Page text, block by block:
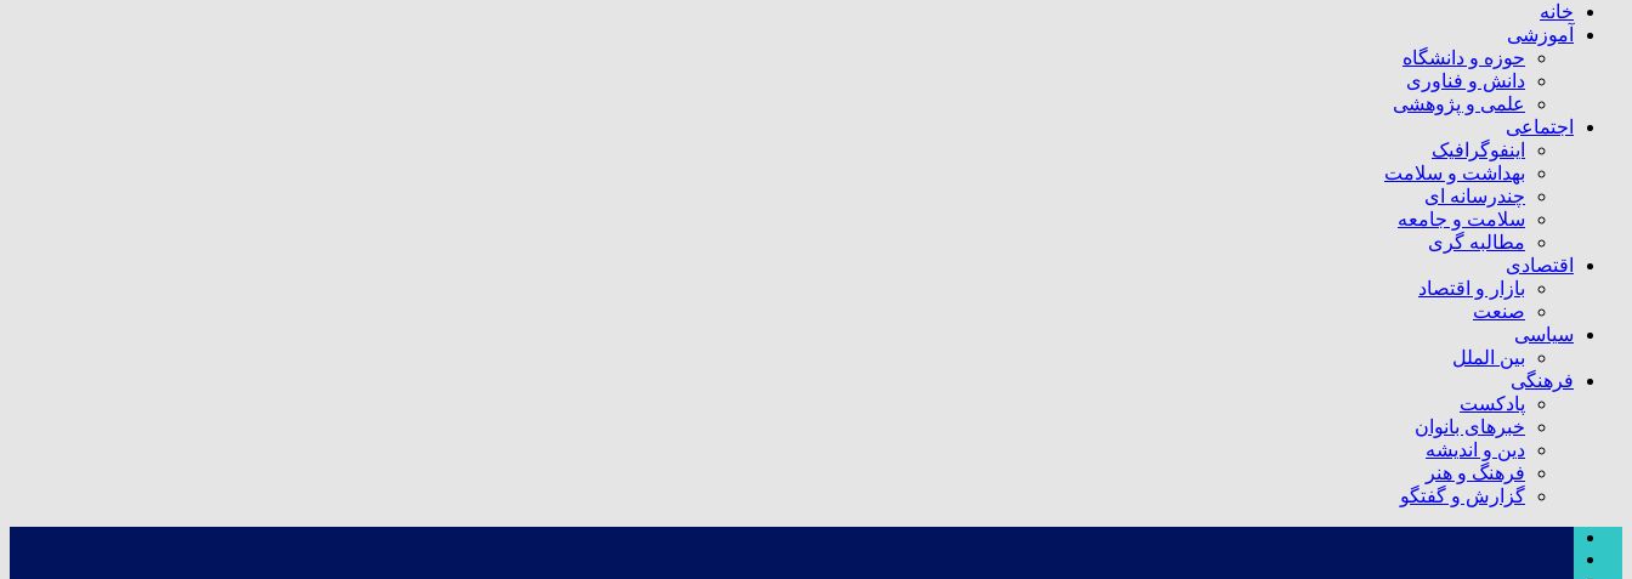
خانه
آموزشی
حوزه و دانشگاه
دانش و فناوری
علمی و پژوهشی
اجتماعی
اینفوگرافیک
بهداشت و سلامت
چندرسانه ای
سلامت و جامعه
مطالبه گری
اقتصادی
بازار و اقتصاد
صنعت
سیاسی
بین الملل
فرهنگی
پادکست
خبرهای بانوان
دین و اندیشه
فرهنگ و هنر
گزارش و گفتگو